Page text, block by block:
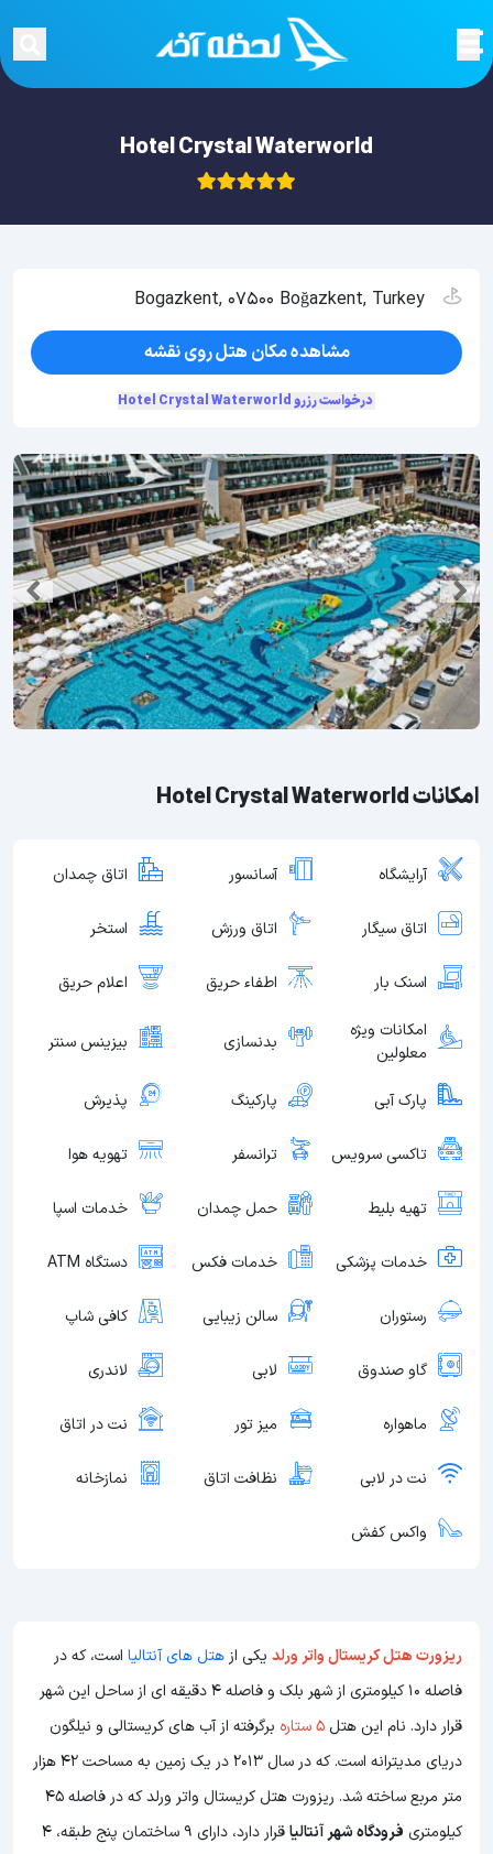
Hotel Crystal Waterworld
امکانات Hotel Crystal Waterworld
آرایشگاه آسانسور اتاق چمدان
اتاق سیگار اتاق ورزش استخر
اسنک بار اطفاء حریق اعلام حریق
امکانات ویژه
معلولین
بدنسازی بیزینس سنتر
پارک آبی پارکینگ پذیرش
تاکسی سرویس ترانسفر تهویه هوا
تهیه بلیط حمل چمدان خدمات اسپا
خدمات پزشکی خدمات فکس دستگاه ATM
رستوران سالن زیبایی کافی شاپ
گاو صندوق لابی لاندری
ماهواره میز تور نت در اتاق
نت در لابی نظافت اتاق نمازخانه
واکس کفش
ریزورت هتل کریستال واتر ورلد یکی از هتل های آنتالیا است، که در
فاصله 10 کیلومتری از شهر بلک و فاصله 4 دقیقه ای از ساحل این شهر
قرار دارد. نام این هتل5 ستاره
برگرفته از آب های کریستالی و نیلگون
دریای مدیترانه است. که در سال 2013 در یک زمین به مساحت 42 هزار
متر مربع ساخته شد. ریزورت هتل کریستال واتر ورلد که در فاصله 45
کیلومتری فرودگاه شهر آنتالیا
قرار دارد، دارای 9 ساختمان پنج طبقه، 4
Bogazkent, 07500 Boğazkent, Turkey
مشاهده مکان هتل روی نقشه
درخواست رزرو Hotel Crystal Waterworld